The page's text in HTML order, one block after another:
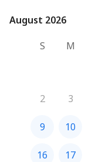
August 2026
August 2026
S
M
2 3
9 10
16 17